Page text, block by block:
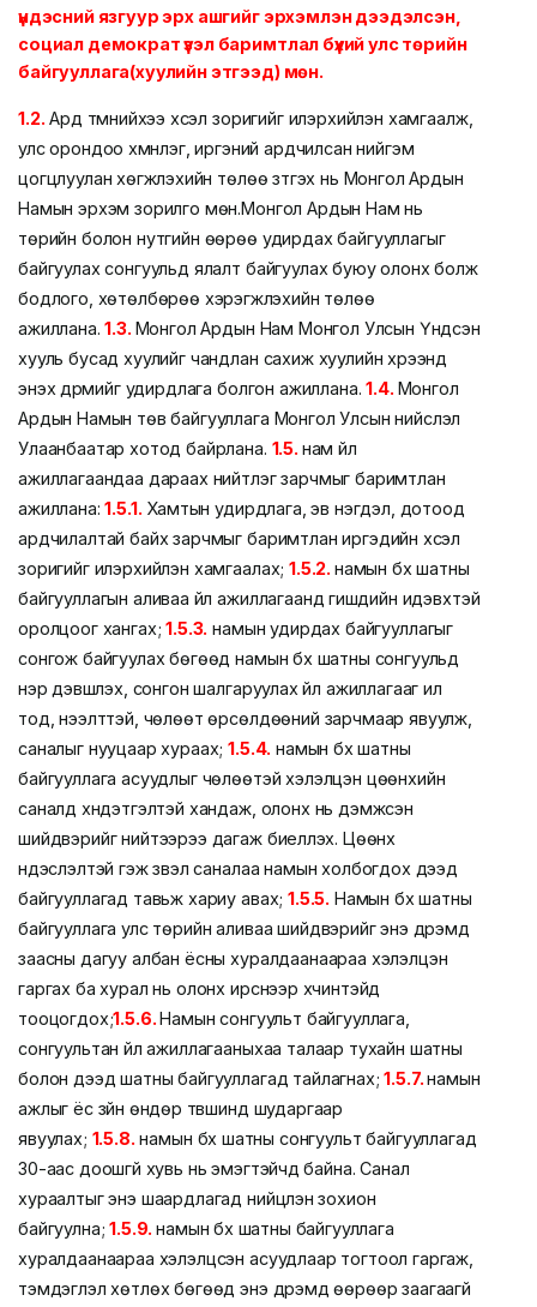
үндэсний язгуур эрх ашгийг эрхэмлэн дээдэлсэн,
социал демократ үзэл баримтлал бүхий улс төрийн
байгууллага(хуулийн этгээд) мөн.
1.2. Ард түмнийхээ хүсэл зоригийг илэрхийлэн хамгаалж,
улс орондоо хүмүүнлэг, иргэний ардчилсан нийгэм
цогцлуулан хөгжүүлэхийн төлөө зүтгэх нь Монгол Ардын
Намын эрхэм зорилго мөн.Монгол Ардын Нам нь
төрийн болон нутгийн өөрөө удирдах байгууллагыг
байгуулах сонгуульд ялалт байгуулах буюу олонх болж
бодлого, хөтөлбөрөө хэрэгжүүлэхийн төлөө
ажиллана. 1.3. Монгол Ардын Нам Монгол Улсын Үндсэн
хууль бусад хуулийг чандлан сахиж хуулийн хүрээнд
энэхүү дүрмийг удирдлага болгон ажиллана. 1.4. Монгол
Ардын Намын төв байгууллага Монгол Улсын нийслэл
Улаанбаатар хотод байрлана. 1.5. нам үйл
ажиллагаандаа дараах нийтлэг зарчмыг баримтлан
ажиллана: 1.5.1. Хамтын удирдлага, эв нэгдэл, дотоод
ардчилалтай байх зарчмыг баримтлан иргэдийн хүсэл
зоригийг илэрхийлэн хамгаалах; 1.5.2. намын бүх шатны
байгууллагын аливаа үйл ажиллагаанд гишүүдийн идэвхтэй
оролцоог хангах; 1.5.3. намын удирдах байгууллагыг
сонгож байгуулах бөгөөд намын бүх шатны сонгуульд
нэр дэвшүүлэх, сонгон шалгаруулах үйл ажиллагааг ил
тод, нээлттэй, чөлөөт өрсөлдөөний зарчмаар явуулж,
саналыг нууцаар хураах; 1.5.4. намын бүх шатны
байгууллага асуудлыг чөлөөтэй хэлэлцэн цөөнхийн
саналд хүндэтгэлтэй хандаж, олонх нь дэмжсэн
шийдвэрийг нийтээрээ дагаж биелүүлэх. Цөөнх
үндэслэлтэй гэж үзвэл саналаа намын холбогдох дээд
байгууллагад тавьж хариу авах; 1.5.5. Намын бүх шатны
байгууллага улс төрийн аливаа шийдвэрийг энэ дүрэмд
заасны дагуу албан ёсны хуралдаанаараа хэлэлцэн
гаргах ба хурал нь олонх ирснээр хүчинтэйд
тооцогдох;1.5.6.Намын сонгуульт байгууллага,
сонгуультан үйл ажиллагааныхаа талаар тухайн шатны
болон дээд шатны байгууллагад тайлагнах; 1.5.7.намын
ажлыг ёс зүйн өндөр түвшинд шударгаар
явуулах; 1.5.8. намын бүх шатны сонгуульт байгууллагад
30-аас доошгүй хувь нь эмэгтэйчүүд байна. Санал
хураалтыг энэ шаардлагад нийцүүлэн зохион
байгуулна; 1.5.9. намын бүх шатны байгууллага
хуралдаанаараа хэлэлцсэн асуудлаар тогтоол гаргаж,
тэмдэглэл хөтлөх бөгөөд энэ дүрэмд өөрөөр заагаагүй